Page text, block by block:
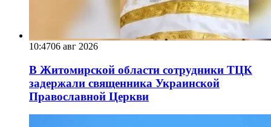
10:4706 авг 2026
В Житомирской области сотрудники ТЦК
задержали священника Украинской
Православной Церкви